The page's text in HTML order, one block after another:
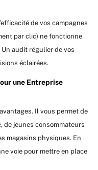
de vos campagnes
par clic) ne fonctionne
audit régulier de vos
éclairées.
une Entreprise
Il vous permet de
de jeunes consommateurs
magasins physiques. En
voie pour mettre en place